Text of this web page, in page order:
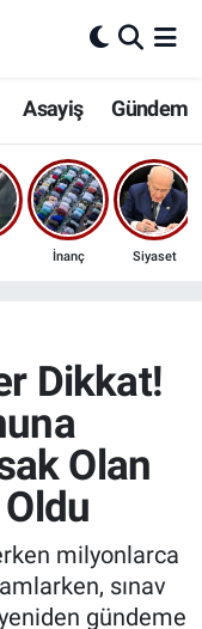
Asayiş Gündem
İnanç Siyaset
Dikkat!
Olan
milyonlarca
sınav
gündeme